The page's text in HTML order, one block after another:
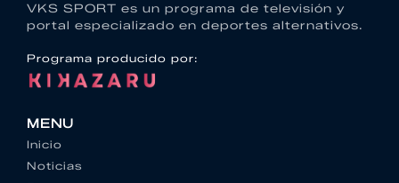
VKS SPORT es un programa de televisión y
portal especializado en deportes alternativos.
Programa producido por:
MENU
Inicio
Noticias